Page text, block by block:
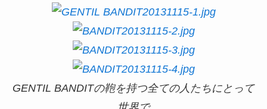
GENTIL BANDITの鞄を持つ全ての人たちにとって